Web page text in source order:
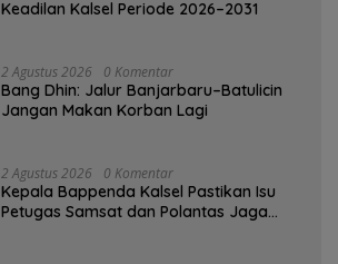
Keadilan Kalsel Periode 2026–2031
2 Agustus 2026 0 Komentar
Bang Dhin: Jalur Banjarbaru–Batulicin
Jangan Makan Korban Lagi
2 Agustus 2026 0 Komentar
Kepala Bappenda Kalsel Pastikan Isu
Petugas Samsat dan Polantas Jaga